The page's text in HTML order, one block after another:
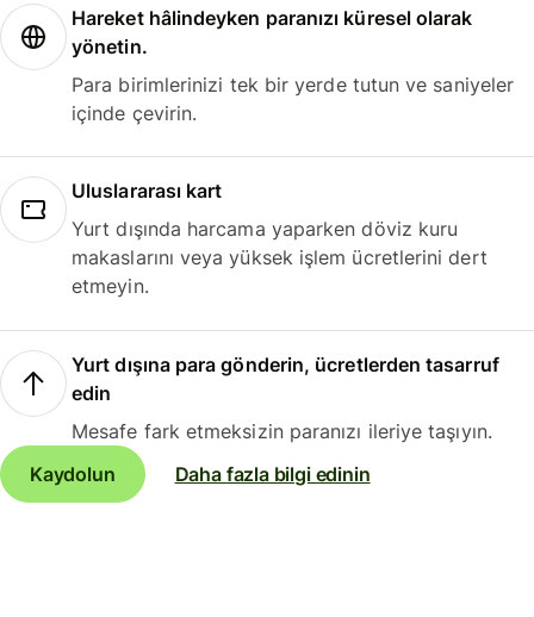
Hareket hâlindeyken paranızı küresel olarak
yönetin.
Para birimlerinizi tek bir yerde tutun ve saniyeler
içinde çevirin.
Uluslararası kart
Yurt dışında harcama yaparken döviz kuru
makaslarını veya yüksek işlem ücretlerini dert
etmeyin.
Yurt dışına para gönderin, ücretlerden tasarruf
edin
Mesafe fark etmeksizin paranızı ileriye taşıyın.
Kaydolun
Daha fazla bilgi edinin